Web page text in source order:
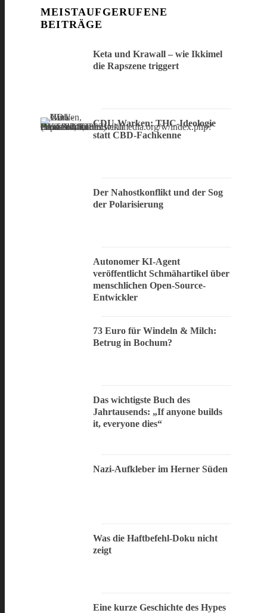
MEISTAUFGERUFENE
BEITRÄGE
Keta und Krawall – wie Ikkimel
die Rapszene triggert
CDU-Warken: THC-Ideologie
statt CBD-Fachkenne
Der Nahostkonflikt und der Sog
der Polarisierung
Autonomer KI-Agent
veröffentlicht Schmähartikel über
menschlichen Open-Source-
Entwickler
73 Euro für Windeln & Milch:
Betrug in Bochum?
Das wichtigste Buch des
Jahrtausends: „If anyone builds
it, everyone dies“
Nazi-Aufkleber im Herner Süden
Was die Haftbefehl-Doku nicht
zeigt
Eine kurze Geschichte des Hypes